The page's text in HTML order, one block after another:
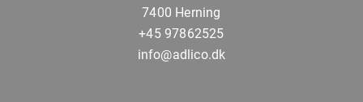
7400 Herning
+45 97862525
info@adlico.dk